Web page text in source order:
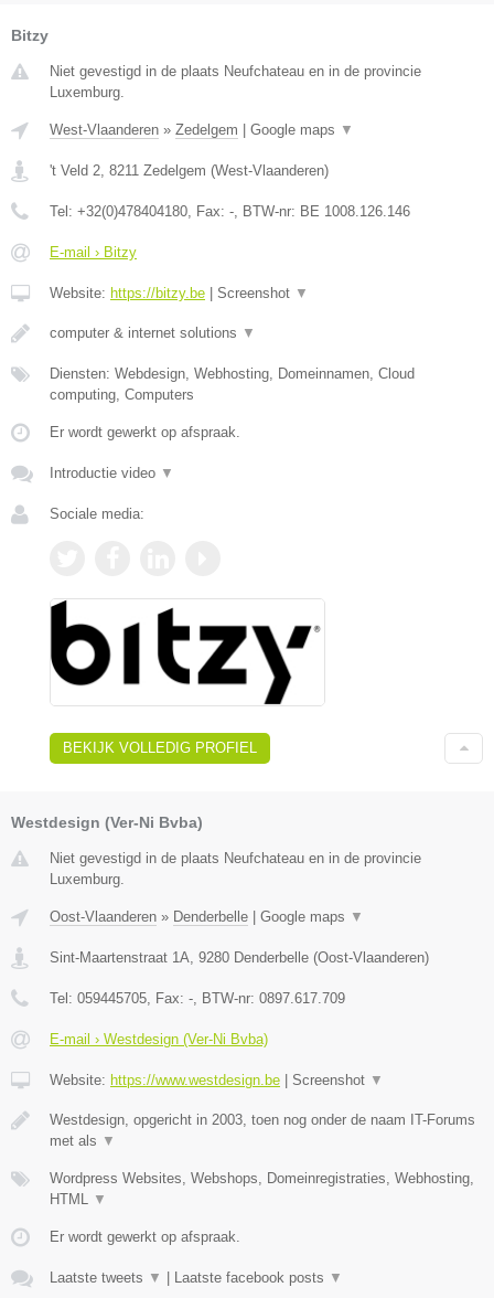
Bitzy
Niet gevestigd in de plaats Neufchateau en in de provincie
Luxemburg.
West-Vlaanderen » Zedelgem Google maps ▼
't Veld 2 8211 Zedelgem (West-Vlaanderen)
Tel: +32(0)478404180 , Fax: - , BTW-nr: BE 1008.126.146
E-mail › Bitzy
Website: https://bitzy.be Screenshot ▼
computer & internet solutions ▼
Diensten: Webdesign, Webhosting, Domeinnamen, Cloud
computing, Computers
Er wordt gewerkt op afspraak.
Introductie video ▼
Sociale media:
BEKIJK VOLLEDIG PROFIEL
Westdesign (Ver-Ni Bvba)
Niet gevestigd in de plaats Neufchateau en in de provincie
Luxemburg.
Oost-Vlaanderen » Denderbelle Google maps ▼
Sint-Maartenstraat 1A, 9280 Denderbelle (Oost-Vlaanderen)
Tel: 059445705, Fax: -, BTW-nr: 0897.617.709
E-mail › Westdesign (Ver-Ni Bvba)
Website: https://www.westdesign.be Screenshot ▼
Westdesign, opgericht in 2003, toen nog onder de naam IT-Forums
met als ▼
Wordpress Websites, Webshops, Domeinregistraties, Webhosting,
HTML ▼
Er wordt gewerkt op afspraak.
Laatste tweets ▼ Laatste facebook posts ▼